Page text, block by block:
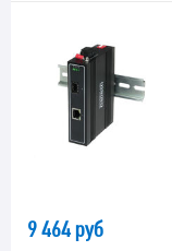
9 464 руб